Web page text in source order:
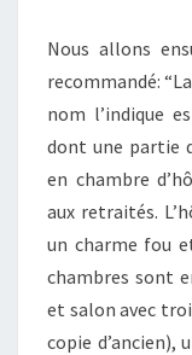
Nous allons
recommandé:
nom l’indique
dont une partie
en chambre
aux retraités.
un charme fou
chambres sont
et salon avec
copie d’ancien),